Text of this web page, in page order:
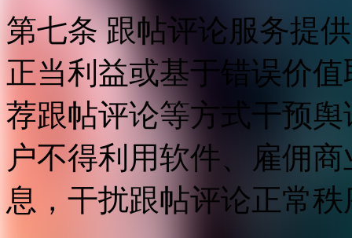
第七条 跟帖评论服务提
正当利益或基于错误价
荐跟帖评论等方式干预
户不得利用软件、雇佣
息，干扰跟帖评论正常